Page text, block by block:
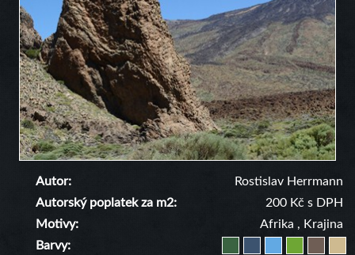
Autor
Rostislav Herrmann
Autorský poplatek za m2
200 Kč s DPH
Motivy
Afrika , Krajina
Barvy